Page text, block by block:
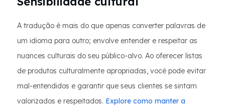
A tradução é mais do que apenas converter palavras de
um idioma para outro; envolve entender e respeitar as
nuances culturais do seu público-alvo. Ao oferecer listas
de produtos culturalmente apropriadas, você pode evitar
mal-entendidos e garantir que seus clientes se sintam
valorizados e respeitados. Explore como manter a